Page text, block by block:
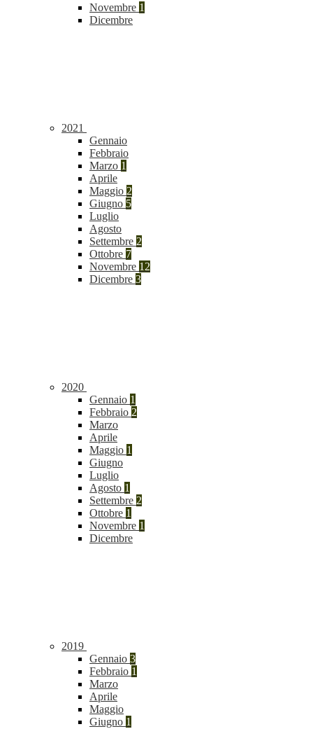
Novembre 1
Dicembre
2021
Gennaio
Febbraio
Marzo 1
Aprile
Maggio 2
Giugno 5
Luglio
Agosto
Settembre 2
Ottobre 7
Novembre 12
Dicembre 3
2020
Gennaio 1
Febbraio 2
Marzo
Aprile
Maggio 1
Giugno
Luglio
Agosto 1
Settembre 2
Ottobre 1
Novembre 1
Dicembre
2019
Gennaio 3
Febbraio 1
Marzo
Aprile
Maggio
Giugno 1